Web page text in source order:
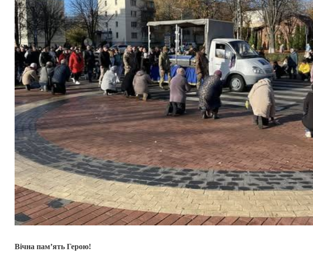
Вічна пам’ять Герою!